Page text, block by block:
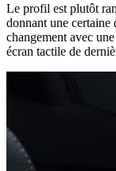
Le profil est plutôt
donnant une certaine
changement avec
écran tactile de